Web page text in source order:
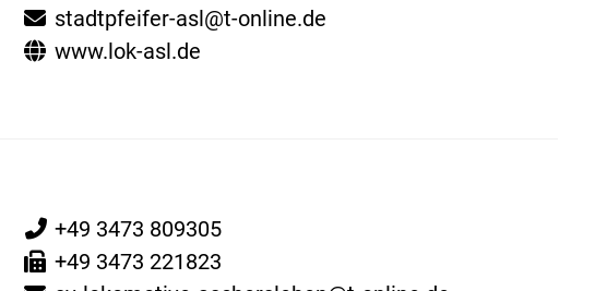
stadtpfeifer-asl@t-online.de
www.lok-asl.de
+49 3473 809305
+49 3473 221823